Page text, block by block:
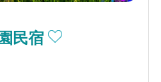
民宿